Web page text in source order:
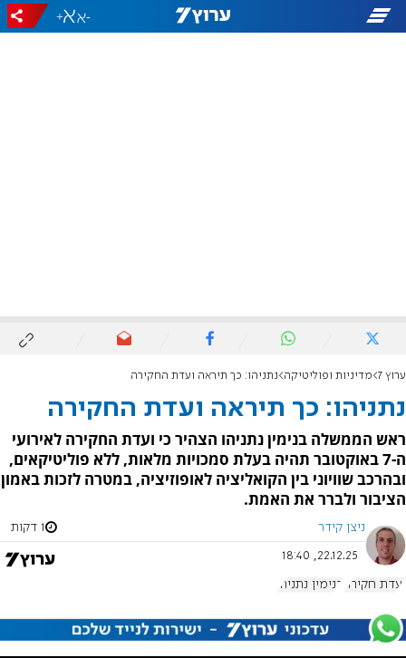
-
+
ערוץ 7 מדיניות ופוליטיקה נתניהו: כך תיראה ועדת החקירה
נתניהו: כך תיראה ועדת החקירה
ראש הממשלה בנימין נתניהו הצהיר כי ועדת החקירה לאירועי
ה-7 באוקטובר תהיה בעלת סמכויות מלאות, ללא פוליטיקאים,
ובהרכב שוויוני בין הקואליציה לאופוזיציה, במטרה לזכות באמון
הציבור ולברר את האמת.
ניצן קידר 1 דקות
22.12.25, 18:40
ועדת חקירה בנימין נתניהו